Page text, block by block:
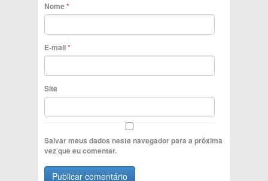
Nome*
E-mail*
Site
Salvar meus dados neste navegador para a próxima
vez que eu comentar.